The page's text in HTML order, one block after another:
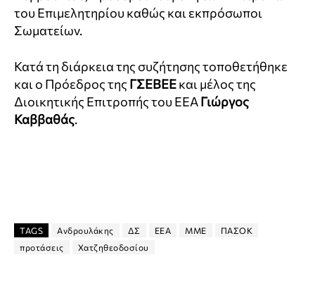
του Επιμελητηρίου καθώς και εκπρόσωποι
Σωματείων.
Κατά τη διάρκεια της συζήτησης τοποθετήθηκε
και ο Πρόεδρος της ΓΣΕΒΕΕκαι μέλος της
Διοικητικής Επιτροπής του ΕΕΑΓιώργος
Καββαθάς.
TAGS Ανδρουλάκης ΔΣ ΕΕΑ ΜΜΕ
ΠΑΣΟΚ
προτάσεις
Χατζηθεοδοσίου